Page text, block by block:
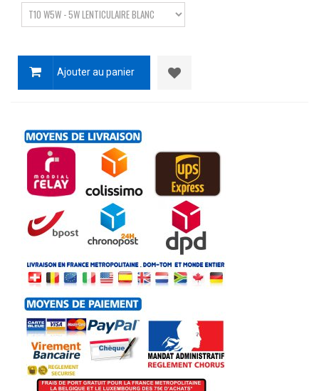
Ajouter au panier